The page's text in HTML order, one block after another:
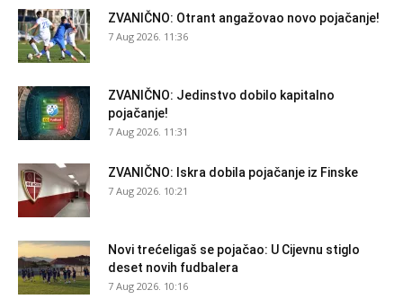
ZVANIČNO: Otrant angažovao novo pojačanje!
7 Aug 2026. 11:36
ZVANIČNO: Jedinstvo dobilo kapitalno
pojačanje!
7 Aug 2026. 11:31
ZVANIČNO: Iskra dobila pojačanje iz Finske
7 Aug 2026. 10:21
Novi trećeligaš se pojačao: U Cijevnu stiglo
deset novih fudbalera
7 Aug 2026. 10:16